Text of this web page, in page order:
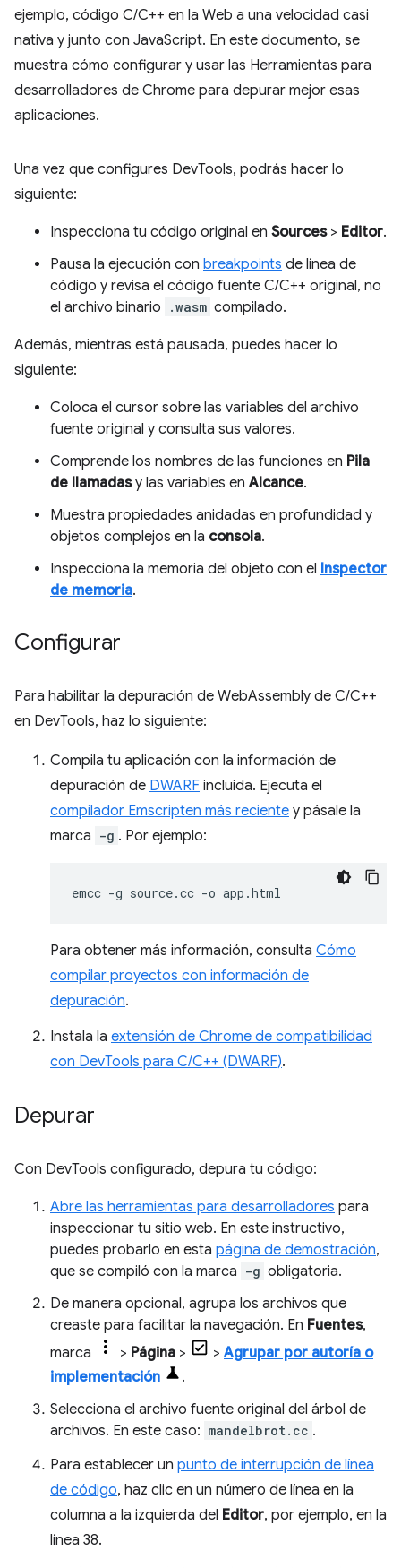
ejemplo, código C/C++ en la Web a una velocidad casi
nativa y junto con JavaScript. En este documento, se
muestra cómo configurar y usar las Herramientas para
desarrolladores de Chrome para depurar mejor esas
aplicaciones.
Una vez que configures DevTools, podrás hacer lo
siguiente:
Inspecciona tu código original en Sources> Editor.
Pausa la ejecución con breakpoints de línea de
código y revisa el código fuente C/C++ original, no
el archivo binario
.wasm compilado.
Además, mientras está pausada, puedes hacer lo
siguiente:
Coloca el cursor sobre las variables del archivo
fuente original y consulta sus valores.
Comprende los nombres de las funciones en Pila
de llamadasy las variables enAlcance.
Muestra propiedades anidadas en profundidad y
objetos complejos en la consola.
Inspecciona la memoria del objeto con el Inspector
de memoria.
Configurar
Para habilitar la depuración de WebAssembly de C/C++
en DevTools, haz lo siguiente:
Compila tu aplicación con la información de
depuración de DWARF incluida. Ejecuta el
compilador Emscripten más reciente y pásale la
marca -g . Por ejemplo:
emcc -g source.cc -o
Para obtener más información, consulta Cómo
compilar proyectos con información de
depuración.
Instala la extensión de Chrome de compatibilidad
con DevTools para C/C++ (DWARF).
Depurar
Con DevTools configurado, depura tu código:
Abre las herramientas para desarrolladores para
inspeccionar tu sitio web. En este instructivo,
puedes probarlo en esta página de demostración,
que se compiló con la marca -g obligatoria.
De manera opcional, agrupa los archivos que
creaste para facilitar la navegación. En Fuentes,
marca
> Página > >Agrupar por autoría o
implementación
.
Selecciona el archivo fuente original del árbol de
archivos. En este caso: mandelbrot.cc .
Para establecer un punto de interrupción de línea
de código, haz clic en un número de línea en la
columna a la izquierda del Editor, por ejemplo, en la
línea 38.